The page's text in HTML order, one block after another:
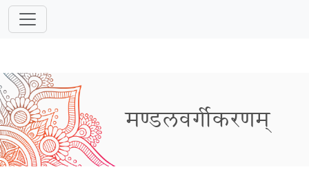
मण्डलवर्गीकरणम्